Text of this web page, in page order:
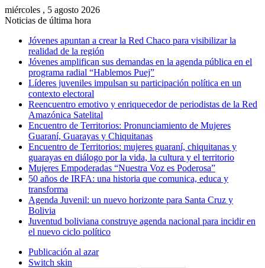
miércoles , 5 agosto 2026
Noticias de última hora
Jóvenes apuntan a crear la Red Chaco para visibilizar la
realidad de la región
Jóvenes amplifican sus demandas en la agenda pública en el
programa radial “Hablemos Puej”
Líderes juveniles impulsan su participación política en un
contexto electoral
Reencuentro emotivo y enriquecedor de periodistas de la Red
Amazónica Satelital
Encuentro de Territorios: Pronunciamiento de Mujeres
Guaraní, Guarayas y Chiquitanas
Encuentro de Territorios: mujeres guaraní, chiquitanas y
guarayas en diálogo por la vida, la cultura y el territorio
Mujeres Empoderadas “Nuestra Voz es Poderosa”
50 años de IRFA: una historia que comunica, educa y
transforma
Agenda Juvenil: un nuevo horizonte para Santa Cruz y
Bolivia
Juventud boliviana construye agenda nacional para incidir en
el nuevo ciclo político
Publicación al azar
Switch skin